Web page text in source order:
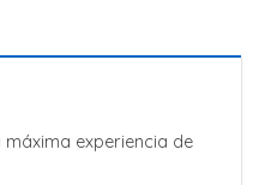
máxima experiencia de